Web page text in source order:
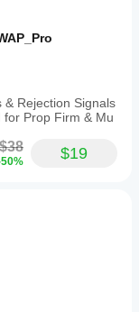
& Rejection Signals
for Prop Firm & Mu
$38 $19